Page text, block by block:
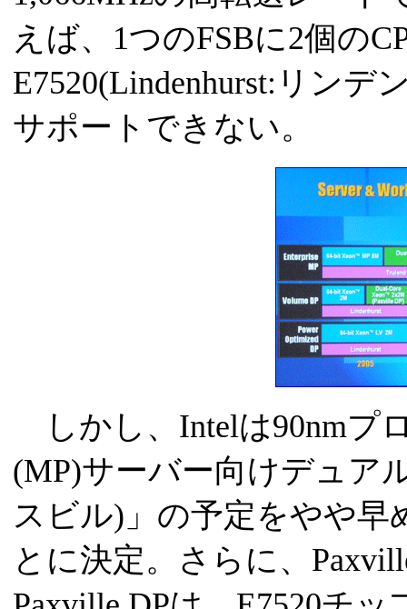
えば、1つのFSBに2個の
E7520(Lindenhurst:リン
サポートできない。
しかし、Intelは90nmプ
(MP)サーバー向けデュア
スビル)」の予定をやや早
とに決定。さらに、